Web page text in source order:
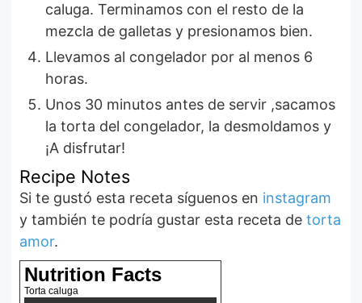
caluga. Terminamos con el resto de la
mezcla de galletas y presionamos bien.
Llevamos al congelador por al menos 6
horas.
Unos 30 minutos antes de servir ,sacamos
la torta del congelador, la desmoldamos y
¡A disfrutar!
Recipe Notes
Si te gustó esta receta síguenos en instagram
y también te podría gustar esta receta de torta
amor.
Nutrition Facts
Torta caluga